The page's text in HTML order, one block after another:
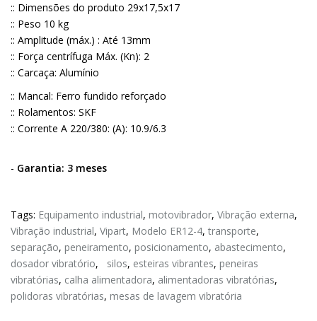
:: Dimensões do produto 29x17,5x17
:: Peso 10 kg
:: Amplitude (máx.) : Até 13mm
:: Força centrífuga Máx. (Kn): 2
:: Carcaça: Alumínio
:: Mancal: Ferro fundido reforçado
:: Rolamentos: SKF
:: Corrente A 220/380: (A): 10.9/6.3
- Garantia: 3 meses
Tags: Equipamento industrial, motovibrador, Vibração externa,
Vibração industrial, Vipart, Modelo ER12-4, transporte,
separação, peneiramento, posicionamento, abastecimento,
dosador vibratório, silos, esteiras vibrantes, peneiras
vibratórias, calha alimentadora, alimentadoras vibratórias,
polidoras vibratórias, mesas de lavagem vibratória